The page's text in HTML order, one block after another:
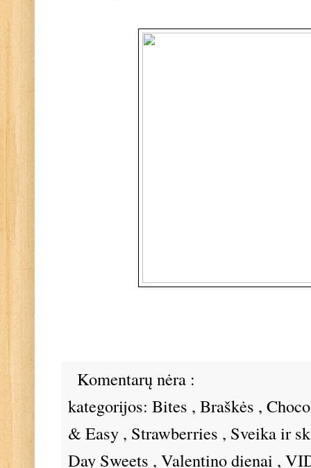
Komentarų nėra :
kategorijos: Bites , Braškės ,
& Easy , Strawberries , Sveika ir
Day Sweets , Valentino dienai ,